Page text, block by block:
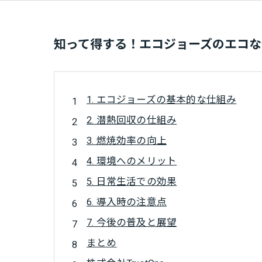
知って得する！エコジョーズのエコ
1. エコジョーズの基本的な仕組み
2. 潜熱回収の仕組み
3. 燃焼効率の向上
4. 環境へのメリット
5. 日常生活での効果
6. 導入時の注意点
7. 今後の普及と展望
まとめ